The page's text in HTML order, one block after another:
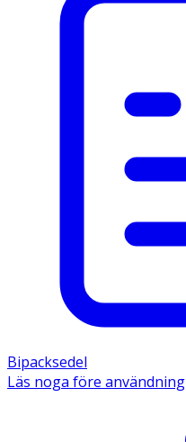
Bipacksedel
Läs noga före användning